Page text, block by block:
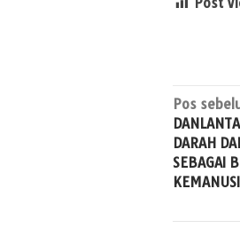
pos
Pos
DARAH
SEBAGAI